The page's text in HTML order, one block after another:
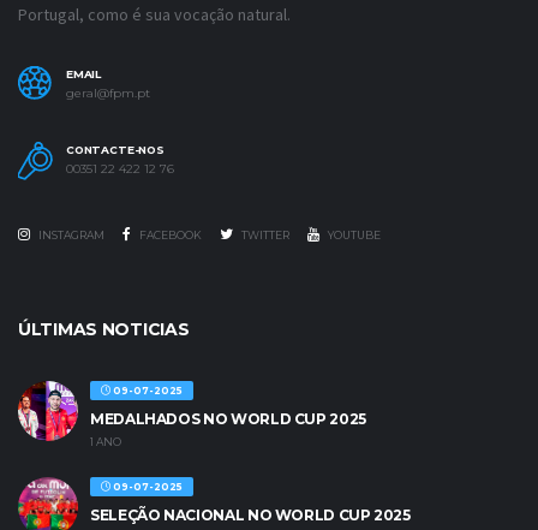
Portugal, como é sua vocação natural.
EMAIL
geral@fpm.pt
CONTACTE-NOS
00351 22 422 12 76
INSTAGRAM FACEBOOK TWITTER YOUTUBE
ÚLTIMAS NOTICIAS
09-07-2025
MEDALHADOS NO WORLD CUP 2025
1 ANO
09-07-2025
SELEÇÃO NACIONAL NO WORLD CUP 2025